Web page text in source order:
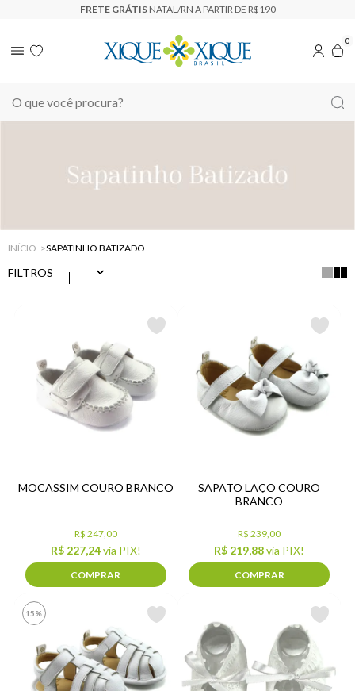
FRETE GRÁTIS NATAL/RN A PARTIR DE R$190
0
INÍCIO SAPATINHO BATIZADO
FILTROS
MOCASSIM COURO BRANCO
R$ 227,24via PIX!
R$ 247,00
COMPRAR
SAPATO LAÇO COURO
BRANCO
R$ 219,88via PIX!
R$ 239,00
COMPRAR
15%